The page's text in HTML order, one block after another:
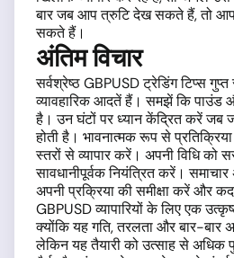
बार जब आप त्रुटि देख सकते हैं, तो
सकते हैं।
अंतिम विचार
सर्वश्रेष्ठ GBPUSD ट्रेडिंग टिप्स
व्यावहारिक आदतें हैं। समझें कि पाउंड
है। उन घंटों पर ध्यान केंद्रित करें जब
होती है। भावनात्मक रूप से
स्तरों से व्यापार करें। अपनी विधि को
सावधानीपूर्वक नियंत्रित करें।
अपनी प्रक्रिया की समीक्षा करें और
GBPUSD व्यापारियों के लिए एक
क्योंकि यह गति, तरलता और बार-बार
लेकिन यह तैयारी को उत्साह से